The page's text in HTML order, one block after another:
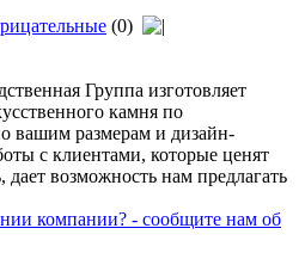
(0)
Группа изготовляет
камня по
вашим размерам и дизайн-
с клиентами, которые ценят
дает возможность нам предлагать
компании? - сообщите нам об